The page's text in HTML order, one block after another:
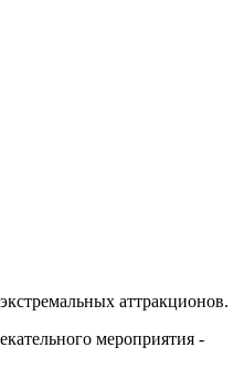
аттракционов.
мероприятия -